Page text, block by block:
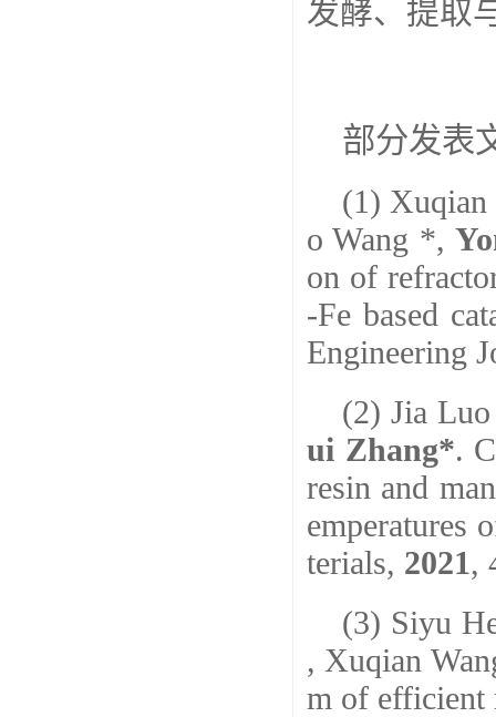
发酵、提取
部分发表
(1)
o Wang *,
on of
-Fe based
Engineering
(2) Jia
ui Zhang*.
resin and
emperatures
terials, 2021,
(3) Siyu
, Xuqian
m of efficient